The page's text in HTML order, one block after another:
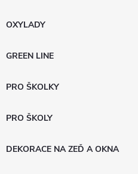
OXYLADY
GREEN LINE
PRO ŠKOLKY
PRO ŠKOLY
DEKORACE NA ZEĎ A OKNA